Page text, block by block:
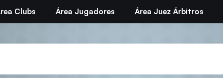
Clubs Área Jugadores Área Juez Árbitros